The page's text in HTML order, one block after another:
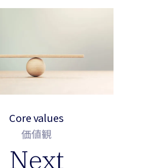
Core values
価値観
Next